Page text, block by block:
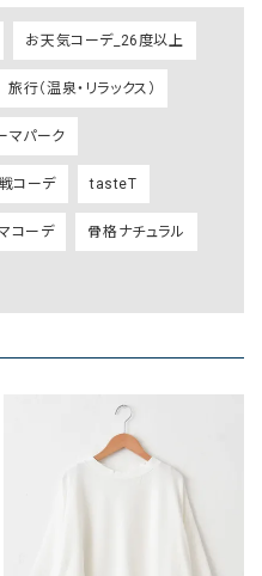
お天気コーデ_26度以上
旅行（温泉・リラックス）
マパーク
コーデ tasteT
コーデ 骨格ナチュラル